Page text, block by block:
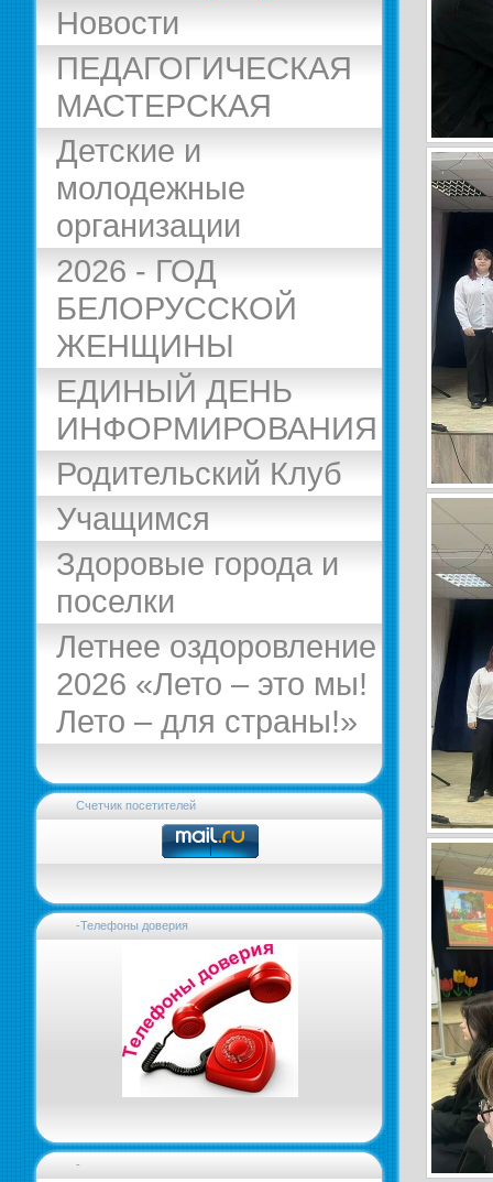
Новости
ПЕДАГОГИЧЕСКАЯ
МАСТЕРСКАЯ
Детские и
молодежные
организации
2026 - ГОД
БЕЛОРУССКОЙ
ЖЕНЩИНЫ
ЕДИНЫЙ ДЕНЬ
ИНФОРМИРОВАНИЯ
Родительский Клуб
Учащимся
Здоровые города и
поселки
Летнее оздоровление
2026 «Лето – это мы!
Лето – для страны!»
Счетчик посетителей
-Телефоны доверия
-